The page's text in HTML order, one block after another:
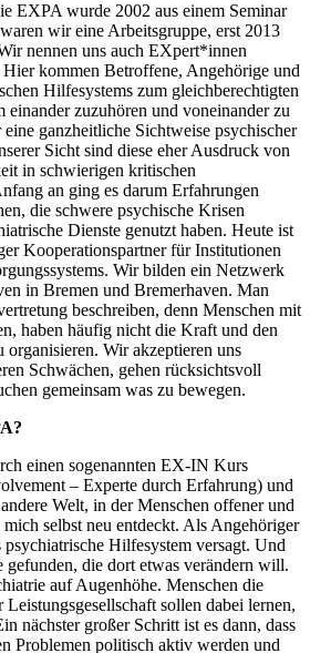
EXPA wurde 2002 aus einem Seminar
wir eine Arbeitsgruppe, erst 2013
nennen uns auch EXpert*innen
kommen Betroffene, Angehörige und
Hilfesystems zum gleichberechtigten
einander zuzuhören und voneinander zu
ganzheitliche Sichtweise psychischer
Sicht sind diese eher Ausdruck von
in schwierigen kritischen
an ging es darum Erfahrungen
die schwere psychische Krisen
Dienste genutzt haben. Heute ist
Kooperationspartner für Institutionen
Wir bilden ein Netzwerk
in Bremen und Bremerhaven. Man
beschreiben, denn Menschen mit
haben häufig nicht die Kraft und den
organisieren. Wir akzeptieren uns
Schwächen, gehen rücksichtsvoll
gemeinsam was zu bewegen.
einen sogenannten EX-IN Kurs
– Experte durch Erfahrung) und
Welt, in der Menschen offener und
selbst neu entdeckt. Als Angehöriger
psychiatrische Hilfesystem versagt. Und
die dort etwas verändern will.
auf Augenhöhe. Menschen die
Leistungsgesellschaft sollen dabei lernen,
nächster großer Schritt ist es dann, dass
Problemen politisch aktiv werden und